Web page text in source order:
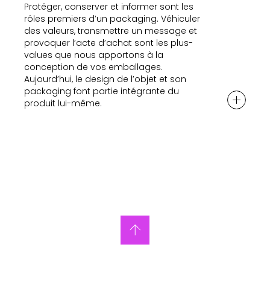
Protéger, conserver et informer sont les
rôles premiers d’un packaging. Véhiculer
des valeurs, transmettre un message et
provoquer l’acte d’achat sont les plus-
values que nous apportons à la
conception de vos emballages.
Aujourd’hui, le design de l’objet et son
packaging font partie intégrante du
produit lui-même.